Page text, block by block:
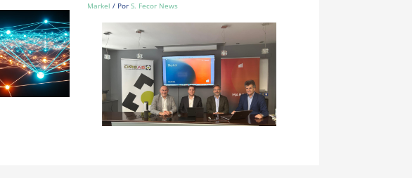
Markel / Por S. Fecor News